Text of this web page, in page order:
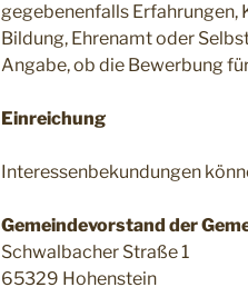
gegebenenfalls Erfahrungen,
Bildung, Ehrenamt oder
Angabe, ob die Bewerbung
Einreichung
Interessenbekundungen
Gemeindevorstand der
Schwalbacher Straße 1
65329 Hohenstein